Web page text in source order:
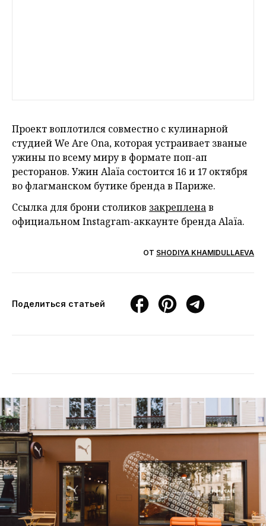
Проект воплотился совместно с кулинарной
студией We Are Ona, которая устраивает званые
ужины по всему миру в формате поп-ап
ресторанов. Ужин Alaïa состоится 16 и 17 октября
во флагманском бутике бренда в Париже.
Ссылка для брони столиков закрепленав
официальном Instagram-аккаунте бренда Alaïa.
ОТ SHODIYA KHAMIDULLAEVA
Поделиться статьей